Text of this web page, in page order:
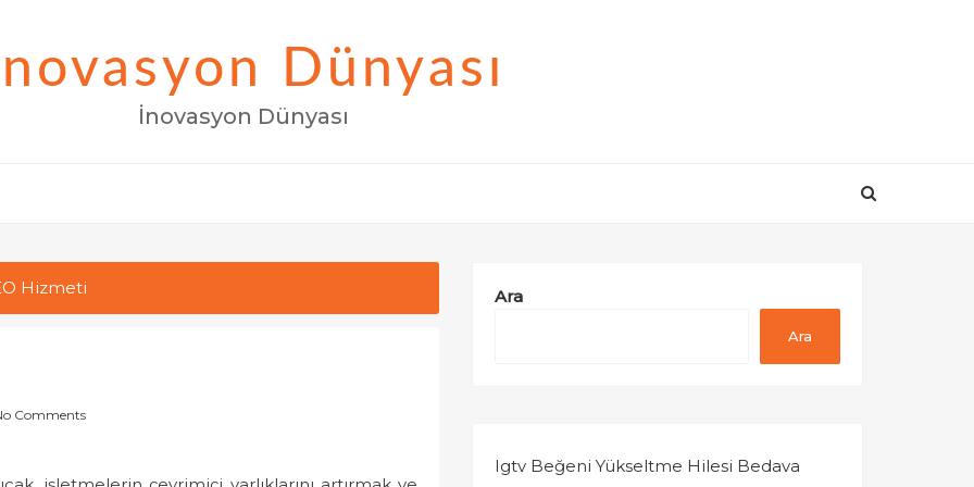
İnovasyon Dünyası
İnovasyon Dünyası
Hizmeti
Comments
Ara
Ara
Igtv Beğeni Yükseltme Hilesi Bedava